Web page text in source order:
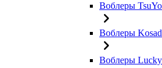
Воблеры
Воблеры
Воблеры Lucky